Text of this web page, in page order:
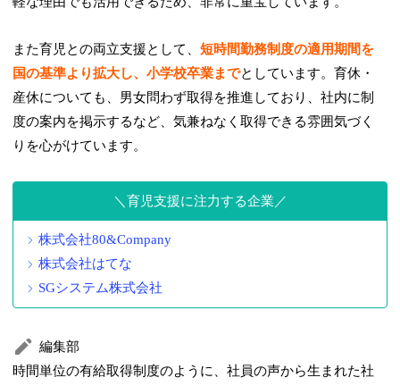
また育児との両立支援として、短時間勤務制度の適用期間を
国の基準より拡大し、小学校卒業までとしています。育休・
産休についても、男女問わず取得を推進しており、社内に制
度の案内を掲示するなど、気兼ねなく取得できる雰囲気づく
りを心がけています。
育児支援に注力する企業
株式会社80&Company
株式会社はてな
SGシステム株式会社
編集部
時間単位の有給取得制度のように、社員の声から生まれた社